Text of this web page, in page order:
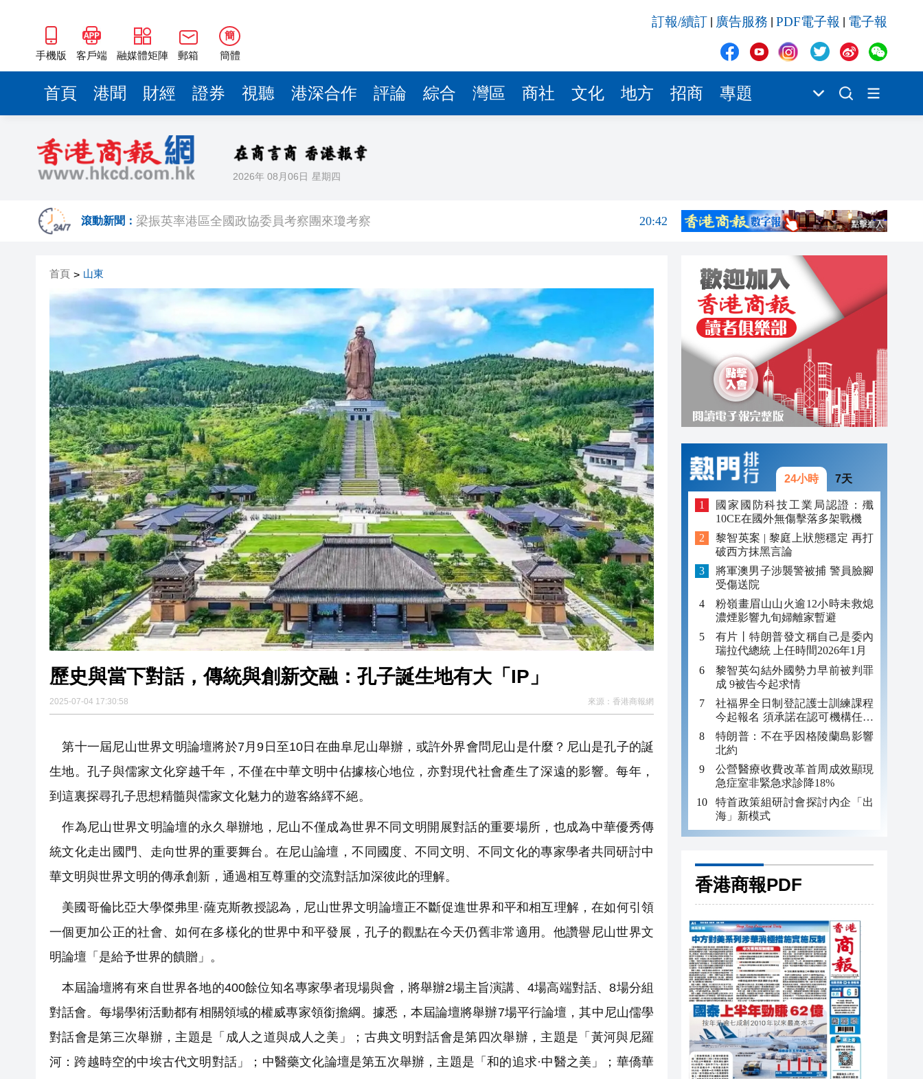
手機版 客戶端 融媒體矩陣 郵箱
簡
簡體
訂報/續訂 廣告服務 PDF電子報 電子報
首頁 港聞 財經 證券 視聽 港深合作 評論 綜合 灣區 商社 文化 地方 招商 專題
2026年 08月06日 星期四
滾動新聞：
山東26戶省屬國企去年合計營收2.58萬億 利潤總額近936億
20:40
瀋陽鐵西校園閱讀活動解鎖閱讀新玩法
閩粵贛三地漢樂藝術家齊聚深圳，共奏客家文化傳承新篇章
20:34
50餘位頂尖專家共話時代命題
海南澄邁文儒煥新升級 五組數據見證文儒沉香從傳統邁向現代
2025年海南儋州以舊換新帶動消費約18億元
20:41
閩粵贛三地漢樂藝術家齊聚深圳，共奏客家文化傳承新篇章
20:34
有片丨外交部回應特朗普委內瑞拉石油言論 拉美國家有權自主選擇合作夥伴
20:31
50餘位頂尖專家共話時代命題
20:55
海南澄邁文儒煥新升級 五組數據見證文儒沉香從傳統邁向現代
20:42
梁振英率港區全國政協委員考察團來瓊考察
20:42
2025年海南儋州以舊換新帶動消費約18億元
20:41
山東26戶省屬國企去年合計營收2.58萬億 利潤總額近936億
20:40
瀋陽鐵西校園閱讀活動解鎖閱讀新玩法
20:39
閩粵贛三地漢樂藝術家齊聚深圳，共奏客家文化傳承新篇章
20:34
有片丨外交部回應特朗普委內瑞拉石油言論 拉美國家有權自主選擇合作夥伴
20:31
首頁 > 山東
歷史與當下對話，傳統與創新交融：孔子誕生地有大「IP」
2025-07-04 17:30:58 來源： 香港商報網
第十一屆尼山世界文明論壇將於7月9日至10日在曲阜尼山舉辦，或許外界會問尼山是什麼？尼山是孔子的誕
生地。孔子與儒家文化穿越千年，不僅在中華文明中佔據核心地位，亦對現代社會產生了深遠的影響。每年，
到這裏探尋孔子思想精髓與儒家文化魅力的遊客絡繹不絕。
作為尼山世界文明論壇的永久舉辦地，尼山不僅成為世界不同文明開展對話的重要場所，也成為中華優秀傳
統文化走出國門、走向世界的重要舞台。在尼山論壇，不同國度、不同文明、不同文化的專家學者共同研討中
華文明與世界文明的傳承創新，通過相互尊重的交流對話加深彼此的理解。
美國哥倫比亞大學傑弗里·薩克斯教授認為，尼山世界文明論壇正不斷促進世界和平和相互理解，在如何引領
一個更加公正的社會、如何在多樣化的世界中和平發展，孔子的觀點在今天仍舊非常適用。他讚譽尼山世界文
明論壇「是給予世界的饋贈」。
本屆論壇將有來自世界各地的400餘位知名專家學者現場與會，將舉辦2場主旨演講、4場高端對話、8場分組
對話會。每場學術活動都有相關領域的權威專家領銜擔綱。據悉，本屆論壇將舉辦7場平行論壇，其中尼山儒學
對話會是第三次舉辦，主題是「成人之道與成人之美」；古典文明對話會是第四次舉辦，主題是「黃河與尼羅
河：跨越時空的中埃古代文明對話」；中醫藥文化論壇是第五次舉辦，主題是「和的追求·中醫之美」；華僑華
24小時 7天
國家國防科技工業局認證：殲
10CE在國外無傷擊落多架戰機
黎智英案 | 黎庭上狀態穩定 再打
破西方抹黑言論
將軍澳男子涉襲警被捕 警員臉腳
受傷送院
粉嶺畫眉山山火逾12小時未救熄
濃煙影響九旬婦離家暫避
有片丨特朗普發文稱自己是委內
瑞拉代總統 上任時間2026年1月
黎智英勾結外國勢力早前被判罪
成 9被告今起求情
社福界全日制登記護士訓練課程
今起報名 須承諾在認可機構任職
至少三年
特朗普：不在乎因格陵蘭島影響
北約
公營醫療收費改革首周成效顯現
急症室非緊急求診降18%
特首政策組研討會探討內企「出
海」新模式
香港商報PDF